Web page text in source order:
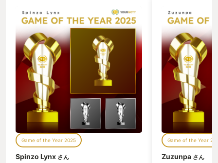
隙あらばゲーム!! 作業と娯楽を行き来す
るのが面倒なのになぜだか クセになる😳
驚くべき点は想像を遥かに上回るゲーム
筐体の 数々🔥 そして、質より量では無
い! 楽しくてちょっとビビるくらいの 一
つ一つのゲームのクウォリティ高さｗｗ
「アレ、このゲームどこかで見たような
🙄」 「あら、ヤダ懐かしい〜楽しい〜」
というようにオジサン達にはノスタル
爺〜 でデジャ・ブな体験ができ、 令和
生まれの若者には90年代のゲームに触れ
て 逆に新鮮な体験ができるはず🔥🔥 な
のでゲームを愛するすべての世代にオス
スメです👍👍 ps.デスストみたいにお仕
事系ゲームが 好きな人にもオススメで
い方にもオスス
Game of the Year 2025
Spinzo Lynx さん
Game of the Year
Zuzunpa さん